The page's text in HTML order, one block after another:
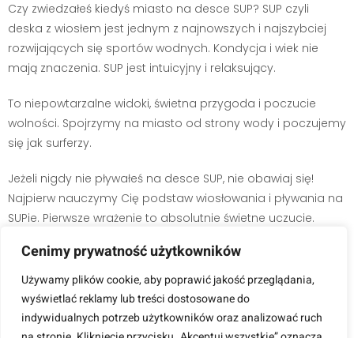
Cenimy prywatność użytkowników
Używamy plików cookie, aby poprawić jakość przeglądania,
wyświetlać reklamy lub treści dostosowane do
indywidualnych potrzeb użytkowników oraz analizować ruch
Czy zwiedzałeś kiedyś miasto na desce SUP? SUP czyli
deska z wiosłem jest jednym z najnowszych i najszybciej
rozwijających się sportów wodnych. Kondycja i wiek nie
mają znaczenia. SUP jest intuicyjny i relaksujący.
To niepowtarzalne widoki, świetna przygoda i poczucie
wolności. Spojrzymy na miasto od strony wody i poczujemy
się jak surferzy.
Jeżeli nigdy nie pływałeś na desce SUP, nie obawiaj się!
Najpierw nauczymy Cię podstaw wiosłowania i pływania na
SUPie. Pierwsze wrażenie to absolutnie świetne uczucie.
KONTAKT